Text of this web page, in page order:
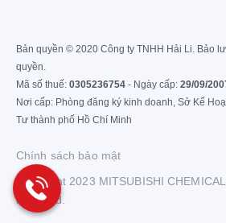
Cấu tạo cơ bản của
dưới chậu rửa
Máy lọc nước dưới chậu rửa bao
nước và phần bộ lọc.
Phần vòi nước:
và cần gạt thân thiện để lấy nước.
Phần bộ lọc:
(lớp vải lưới không dệt, lớp sợi
Bản quyền © 2020 Công ty TNHH Hải Li. Bảo
quyền.
Mã số thuế: 0305236754 - Ngày cấp: 29/09/
Nơi cấp: Phòng đăng ký kinh doanh, Sở Kế
Tư thành phố Hồ Chí Minh
Copyright 2023 MITSUBISHI
reserved.
Chính sách bảo mật